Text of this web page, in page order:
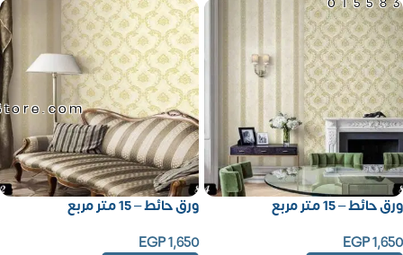
ورق حائط – 15 متر مربع
EGP1,650
ورق حائط – 15 متر مربع
EGP1,650